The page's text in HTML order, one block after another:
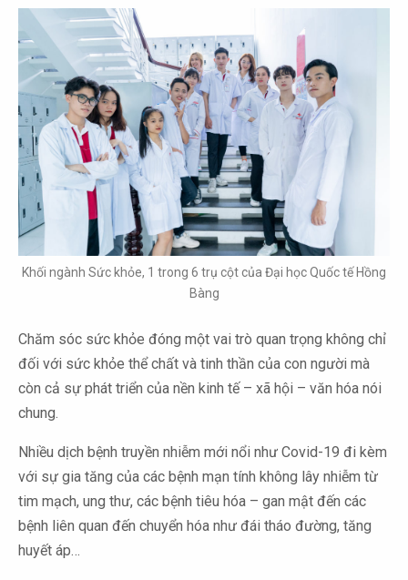
Khối ngành Sức khỏe, 1 trong 6 trụ cột của Đại học Quốc tế Hồng
Bàng
Chăm sóc sức khỏe đóng một vai trò quan trọng không chỉ
đối với sức khỏe thể chất và tinh thần của con người mà
còn cả sự phát triển của nền kinh tế – xã hội – văn hóa nói
chung.
Nhiều dịch bệnh truyền nhiễm mới nổi như Covid-19 đi kèm
với sự gia tăng của các bệnh mạn tính không lây nhiễm từ
tim mạch, ung thư, các bệnh tiêu hóa – gan mật đến các
bệnh liên quan đến chuyển hóa như đái tháo đường, tăng
huyết áp…